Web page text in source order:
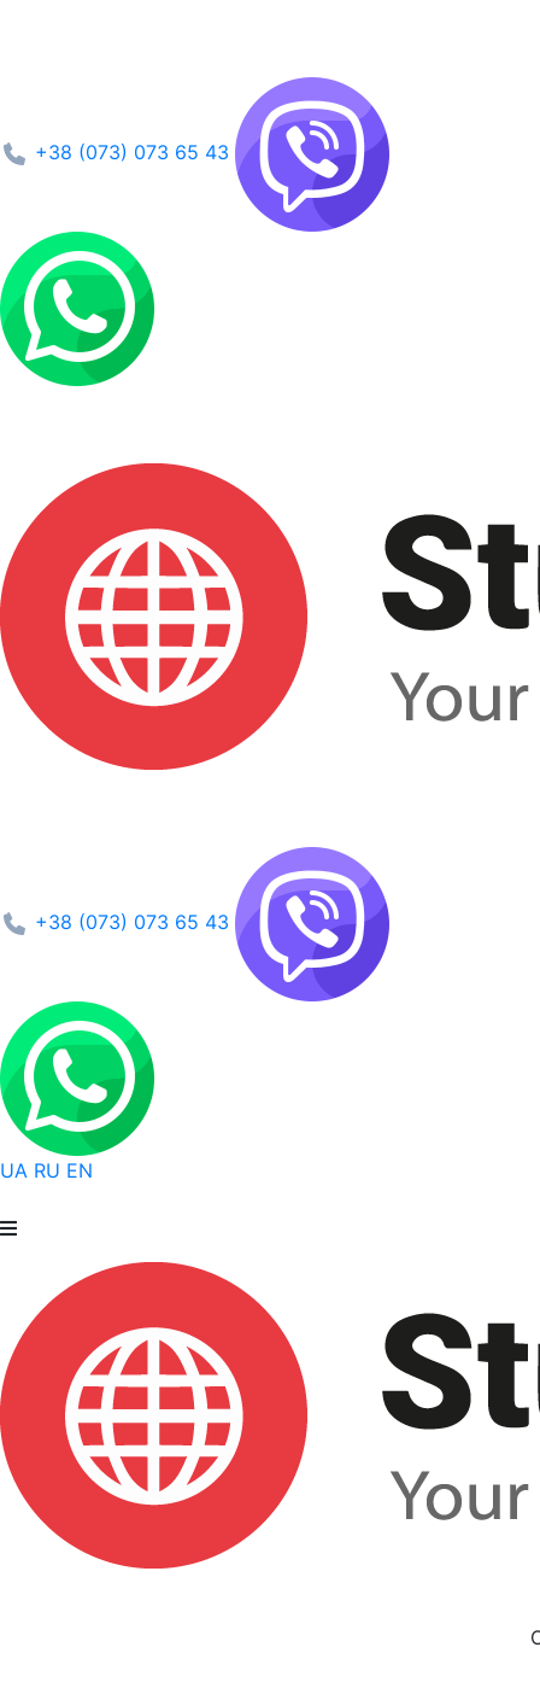
+38 (073) 073 65 43
+38 (073) 073 65 43
UA RU EN